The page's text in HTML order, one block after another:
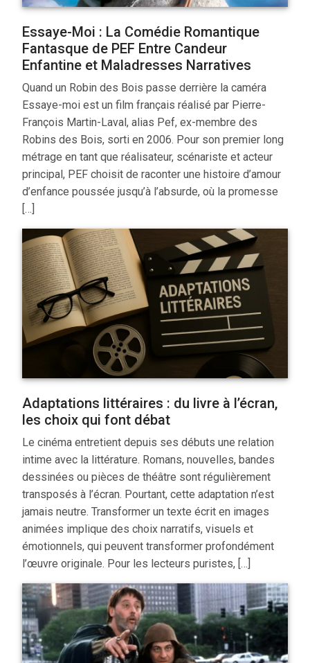
Essaye-Moi : La Comédie Romantique
Fantasque de PEF Entre Candeur
Enfantine et Maladresses Narratives
Quand un Robin des Bois passe derrière la caméra
Essaye-moi est un film français réalisé par Pierre-
François Martin-Laval, alias Pef, ex-membre des
Robins des Bois, sorti en 2006. Pour son premier long
métrage en tant que réalisateur, scénariste et acteur
principal, PEF choisit de raconter une histoire d’amour
d’enfance poussée jusqu’à l’absurde, où la promesse
[…]
Adaptations littéraires : du livre à l’écran,
les choix qui font débat
Le cinéma entretient depuis ses débuts une relation
intime avec la littérature. Romans, nouvelles, bandes
dessinées ou pièces de théâtre sont régulièrement
transposés à l’écran. Pourtant, cette adaptation n’est
jamais neutre. Transformer un texte écrit en images
animées implique des choix narratifs, visuels et
émotionnels, qui peuvent transformer profondément
l’œuvre originale. Pour les lecteurs puristes, […]